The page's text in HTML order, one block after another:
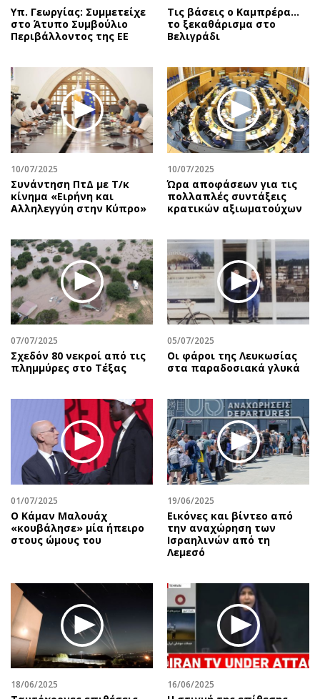
Υπ. Γεωργίας: Συμμετείχε
στο Άτυπο Συμβούλιο
Περιβάλλοντος της ΕΕ
Τις βάσεις ο Καμπρέρα…
το ξεκαθάρισμα στο
Βελιγράδι
10/07/2025
Συνάντηση ΠτΔ με Τ/κ
κίνημα «Ειρήνη και
Αλληλεγγύη στην Κύπρο»
10/07/2025
Ώρα αποφάσεων για τις
πολλαπλές συντάξεις
κρατικών αξιωματούχων
07/07/2025
Σχεδόν 80 νεκροί από τις
πλημμύρες στο Τέξας
05/07/2025
Οι φάροι της Λευκωσίας
στα παραδοσιακά γλυκά
01/07/2025
Ο Κάμαν Μαλουάχ
«κουβάλησε» μία ήπειρο
στους ώμους του
19/06/2025
Εικόνες και βίντεο από
την αναχώρηση των
Ισραηλινών από τη
Λεμεσό
18/06/2025 16/06/2025